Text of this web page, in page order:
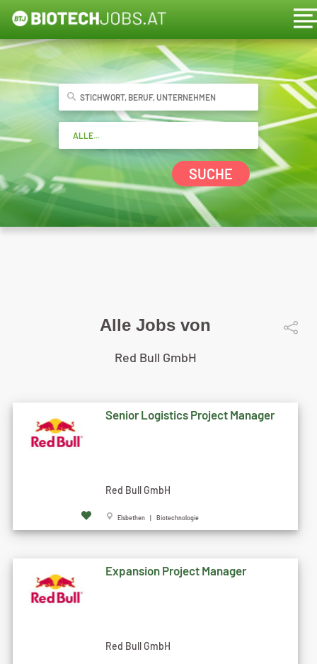
SUCHE
Alle Jobs von
Red Bull GmbH
Senior Logistics Project Manager
Red Bull GmbH
Elsbethen | Biotechnologie
Expansion Project Manager
Red Bull GmbH